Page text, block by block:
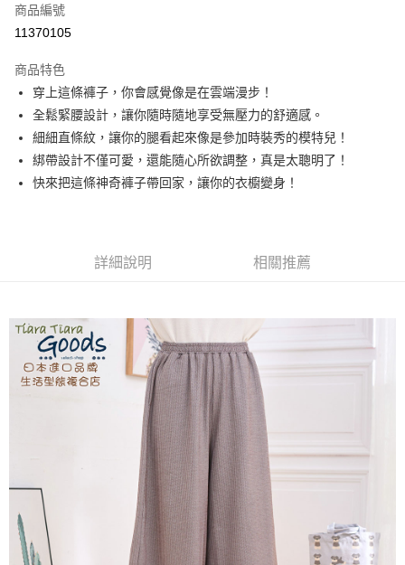
超商取貨付款
Apple Pay
悠遊付
Google Pay
全盈+PAY
【關於「AFTEE先享後付」】
２．便利：只要手機號碼，簡訊認證，即可結帳。
３．安心：先確認商品／服務後，再付款。
【「AFTEE先享後付」結帳流程】
１．於結帳方式選擇「AFTEE先享後付」後，將跳轉至「AFTEE先享後付」
結帳頁面，進行簡訊認證並確認金額後，即可完成結帳。
２．訂單成立數日內，您將收到繳費通知簡訊。
３．收到繳費通知簡訊後14天內，點擊此簡訊中的連結，可透過四大超商／
ATM／網路銀行／等多元方式進行付款，方視為交易完成。
※ 請注意：結帳手續完成當下不需立刻繳費，但若您需要取消訂單，請聯絡
購買商品的店家。未經商家同意取消之訂單仍視為有效，需透過AFTEE先享
後付繳納相關費用。
※ 交易是否成功請以「AFTEE先享後付 」之結帳頁面顯示為準，若有關於
是否繳費成功／繳費後需取消欲退款等相關疑問，請聯繫「AFTEE先享後付
客戶支援中心」
https://netprotections.freshdesk.com/support/home
運送方式
全家取貨付款
每筆NT$60，滿NT$1,800(含以上)免運費
每筆NT$60，滿NT$1,800(含以上)免運費
7-11取貨付款
每筆NT$60，滿NT$2,000(含以上)免運費
付款後7-11取貨
每筆NT$60，滿NT$2,000(含以上)免運費
商品編號
11370105
商品特色
穿上這條褲子，你會感覺像是在雲端漫步！
全鬆緊腰設計，讓你隨時隨地享受無壓力的舒適感。
細細直條紋，讓你的腿看起來像是參加時裝秀的模特兒！
綁帶設計不僅可愛，還能隨心所欲調整，真是太聰明了！
快來把這條神奇褲子帶回家，讓你的衣櫥變身！
詳細說明 相關推薦